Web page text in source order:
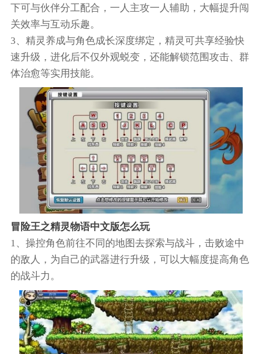
下可与伙伴分工配合，一人主攻一人辅助，大幅提升闯
关效率与互动乐趣。
3、精灵养成与角色成长深度绑定，精灵可共享经验快
速升级，进化后不仅外观蜕变，还能解锁范围攻击、群
体治愈等实用技能。
冒险王之精灵物语中文版怎么玩
1、操控角色前往不同的地图去探索与战斗，击败途中
的敌人，为自己的武器进行升级，可以大幅度提高角色
的战斗力。